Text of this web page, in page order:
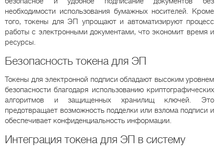
необходимости использования бумажных носителей. Кроме
того, токены для ЭП упрощают и автоматизируют процесс
работы с электронными документами, что экономит время и
ресурсы.
Безопасность токена для ЭП
Токены для электронной подписи обладают высоким уровнем
безопасности благодаря использованию криптографических
алгоритмов и защищенных хранилищ ключей. Это
предотвращает возможность подделки или взлома подписи и
обеспечивает конфиденциальность информации.
Интеграция токена для ЭП в систему